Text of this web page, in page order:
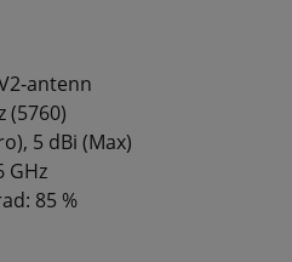
antenn
(5760)
5 dBi (Max)
GHz
85 %